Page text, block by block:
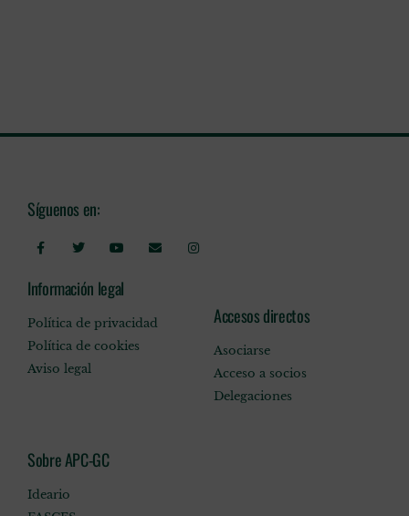
Síguenos en:
Información legal
Política de privacidad
Política de cookies
Aviso legal
Accesos directos
Asociarse
Acceso a socios
Delegaciones
Sobre APC-GC
Ideario